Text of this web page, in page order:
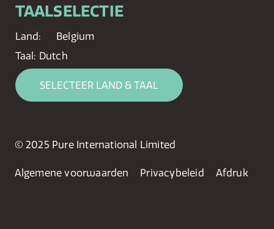
TAALSELECTIE
Land:
Belgium
Taal: Dutch
SELECTEER LAND & TAAL
© 2025 Pure International Limited
Algemene voorwaarden Privacybeleid Afdruk